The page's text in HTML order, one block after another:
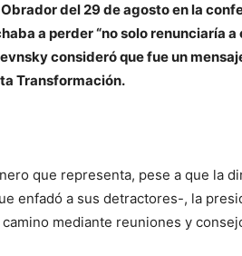
del 29 de agosto en la
a perder “no solo renunciaría a
consideró que fue un
Transformación.
que representa, pese a que la
enfadó a sus detractores-, la
mediante reuniones y